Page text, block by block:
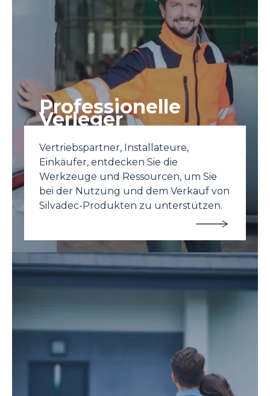
Professionelle
Verleger
Vertriebspartner, Installateure,
Einkäufer, entdecken Sie die
Werkzeuge und Ressourcen, um Sie
bei der Nutzung und dem Verkauf von
Silvadec-Produkten zu unterstützen.